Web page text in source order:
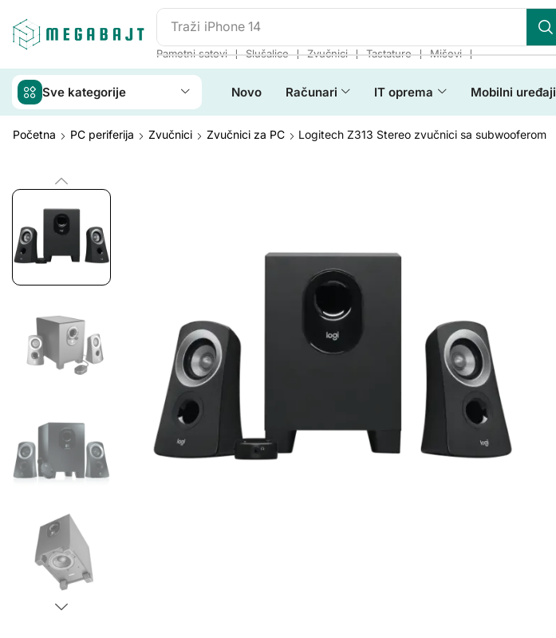
Traži JBL Go 2
Pametni satovi ❘ Slušalice ❘ Zvučnici ❘ Tastature ❘ Miševi ❘
Sve kategorije Novo Računari IT oprema Mobilni uređaji
Početna PC periferija Zvučnici Zvučnici za PC Logitech Z313 Stereo zvučnici sa subwooferom